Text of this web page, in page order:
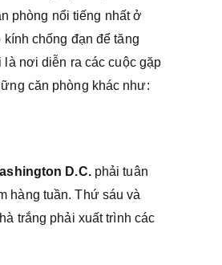
phòng nổi tiếng nhất ở
chống đạn để tăng
nơi diễn ra các cuộc gặp
căn phòng khác như:
D.C.phải tuân
hàng tuần. Thứ sáu và
trắng phải xuất trình các